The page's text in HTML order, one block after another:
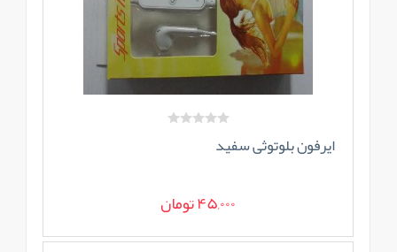
ایرفون بلوتوثی سفید
45,000 تومان